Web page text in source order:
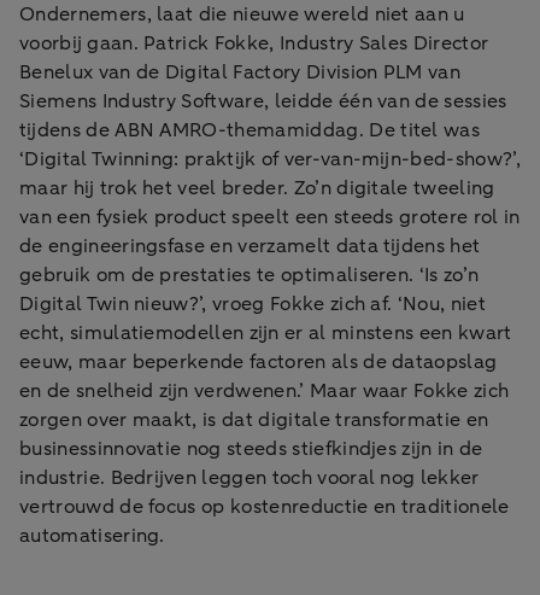
Ondernemers, laat die nieuwe wereld niet aan u
voorbij gaan. Patrick Fokke, Industry Sales Director
Benelux van de Digital Factory Division PLM van
Siemens Industry Software, leidde één van de sessies
tijdens de ABN AMRO-themamiddag. De titel was
‘Digital Twinning: praktijk of ver-van-mijn-bed-show?’,
maar hij trok het veel breder. Zo’n digitale tweeling
van een fysiek product speelt een steeds grotere rol in
de engineeringsfase en verzamelt data tijdens het
gebruik om de prestaties te optimaliseren. ‘Is zo’n
Digital Twin nieuw?’, vroeg Fokke zich af. ‘Nou, niet
echt, simulatiemodellen zijn er al minstens een kwart
eeuw, maar beperkende factoren als de dataopslag
en de snelheid zijn verdwenen.’ Maar waar Fokke zich
zorgen over maakt, is dat digitale transformatie en
businessinnovatie nog steeds stiefkindjes zijn in de
industrie. Bedrijven leggen toch vooral nog lekker
vertrouwd de focus op kostenreductie en traditionele
automatisering.